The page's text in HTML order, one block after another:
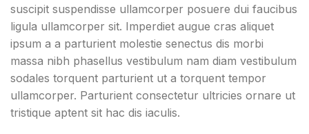
suscipit suspendisse ullamcorper posuere dui faucibus
ligula ullamcorper sit. Imperdiet augue cras aliquet
ipsum a a parturient molestie senectus dis morbi
massa nibh phasellus vestibulum nam diam vestibulum
sodales torquent parturient ut a torquent tempor
ullamcorper. Parturient consectetur ultricies ornare ut
tristique aptent sit hac dis iaculis.